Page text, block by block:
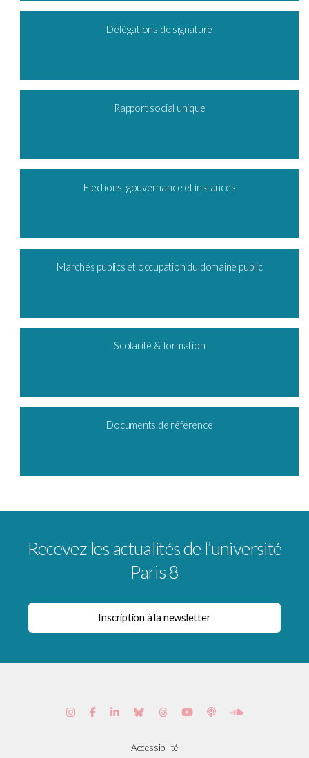
Délégations de signature
Rapport social unique
Elections, gouvernance et instances
Marchés publics et occupation du domaine public
Scolarité & formation
Documents de référence
Recevez les actualités de l’université
Paris 8
Accessibilité